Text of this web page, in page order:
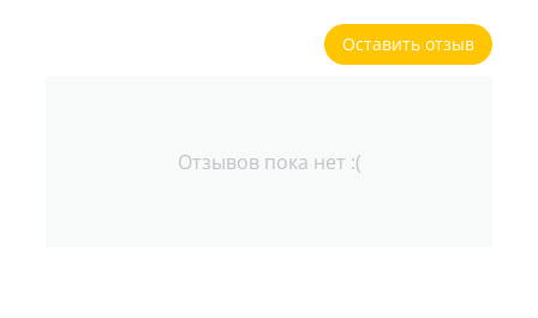
Оставить отзыв
Отзывов пока нет :(